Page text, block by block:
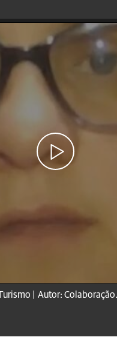
| Autor: Colaboração.